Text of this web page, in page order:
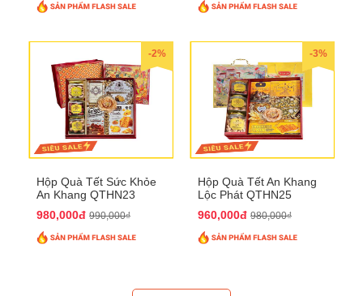
-2%
Hộp Quà Tết Sức Khỏe
An Khang QTHN23
980,000đ 990,000₫
-3%
Hộp Quà Tết An Khang
Lộc Phát QTHN25
960,000đ 980,000₫